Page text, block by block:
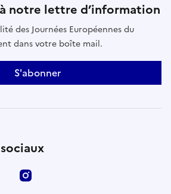
notre lettre d’information
des Journées Européennes du
dans votre boîte mail.
S'abonner
Facebook